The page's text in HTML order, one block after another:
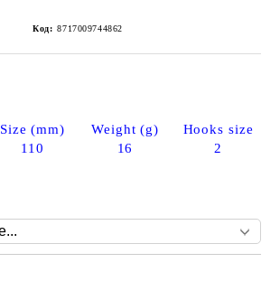
Код: 8717009744862
Size (mm) Weight (g)
Hooks size
110 16 2